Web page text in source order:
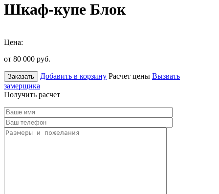
Шкаф-купе Блок
Цена:
от 80 000 руб.
Заказать Добавить в корзину Расчет цены Вызвать
замерщика
Получить расчет